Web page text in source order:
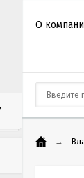
О
→